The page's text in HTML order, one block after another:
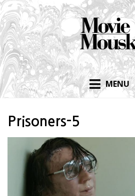
Skip
to
content
MENU
Prisoners-5